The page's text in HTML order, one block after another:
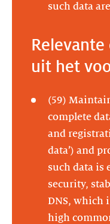
such data
uit het
(59)
complete
and
data’) and
such data is
security,
DNS, which
high